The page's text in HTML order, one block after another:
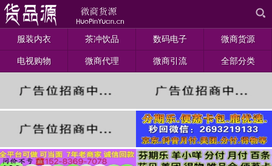
服装内衣 茶冲饮品 数码电子 微商货源
电视购物 微商代理 微商引流 全部分类